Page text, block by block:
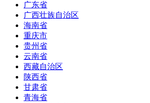
广东省
广西壮族自治区
海南省
重庆市
贵州省
云南省
西藏自治区
陕西省
甘肃省
青海省